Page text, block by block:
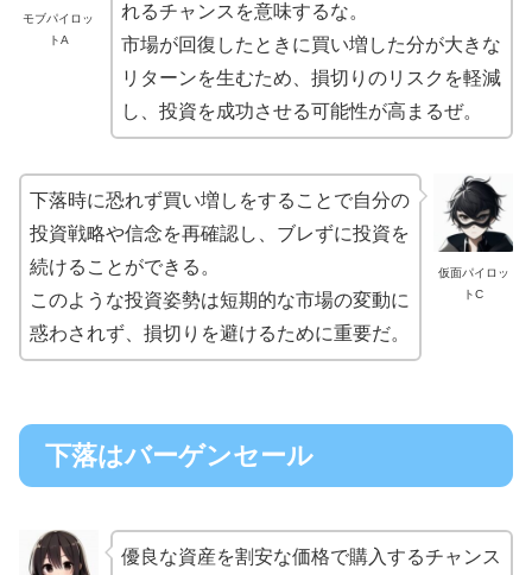
モブパイロッ
トA
れるチャンスを意味するな。
市場が回復したときに買い増した分が大きな
リターンを生むため、損切りのリスクを軽減
し、投資を成功させる可能性が高まるぜ。
仮面パイロッ
トC
下落時に恐れず買い増しをすることで自分の
投資戦略や信念を再確認し、ブレずに投資を
続けることができる。
このような投資姿勢は短期的な市場の変動に
惑わされず、損切りを避けるために重要だ。
下落はバーゲンセール
優良な資産を割安な価格で購入するチャンス